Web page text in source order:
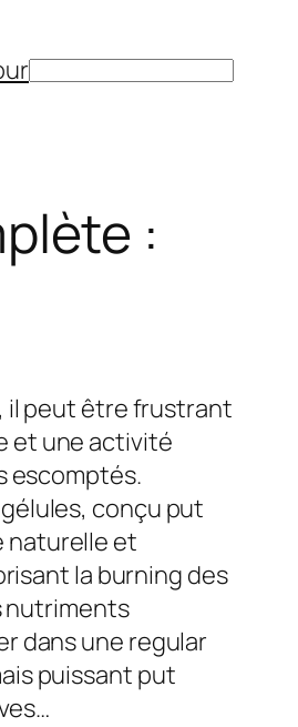
Rechercher
:
il peut être frustrant
et une activité
escomptés.
conçu put
naturelle et
la burning des
nutriments
dans une regular
puissant put